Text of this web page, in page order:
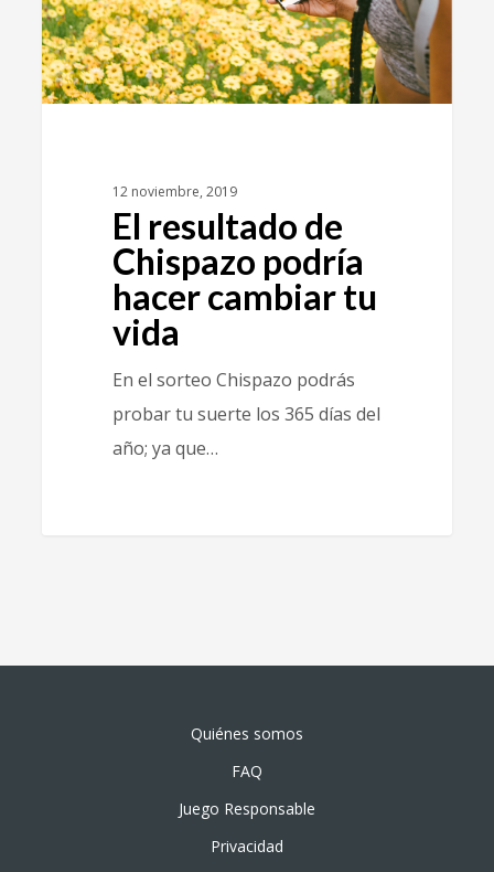
12 noviembre, 2019
El resultado de
Chispazo podría
hacer cambiar tu
vida
En el sorteo Chispazo podrás
probar tu suerte los 365 días del
año; ya que…
Quiénes somos
FAQ
Juego Responsable
Privacidad